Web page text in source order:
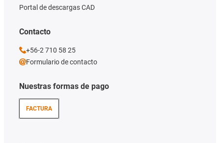
Nuestras formas de pago
FACTURA
Portal de descargas CAD
Contacto
+56-2 710 58 25
Formulario de contacto